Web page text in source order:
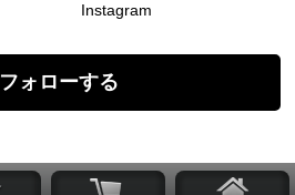
Instagram
フォローする